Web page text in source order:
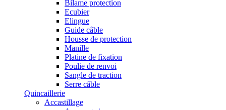
Bilame protection
Ecubier
Elingue
Guide câble
Housse de protection
Manille
Platine de fixation
Poulie de renvoi
Sangle de traction
Serre câble
Quincaillerie
Accastillage